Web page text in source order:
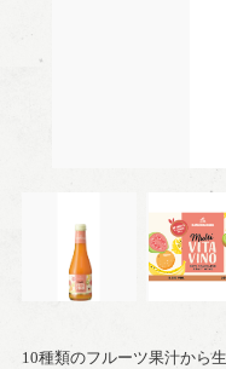
10種類のフルーツ果汁から